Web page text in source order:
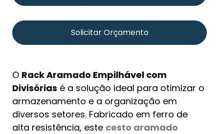
Solicitar Orçamento
O Rack Aramado Empilhável com
Divisórias é a solução ideal para otimizar o
armazenamento e a organização em
diversos setores. Fabricado em ferro de
alta resistência, este cesto aramado